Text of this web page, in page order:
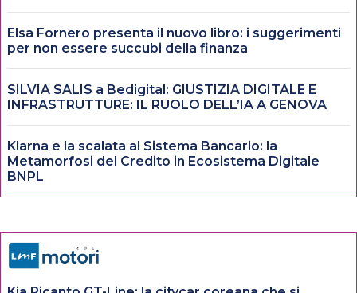
Elsa Fornero presenta il nuovo libro: i suggerimenti
per non essere succubi della finanza
SILVIA SALIS a Bedigital: GIUSTIZIA DIGITALE E
INFRASTRUTTURE: IL RUOLO DELL’IA A GENOVA
Klarna e la scalata al Sistema Bancario: la
Metamorfosi del Credito in Ecosistema Digitale
BNPL